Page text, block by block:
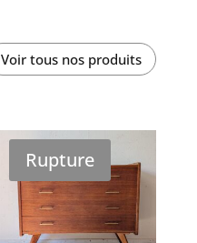
Voir tous nos produits
Rupture